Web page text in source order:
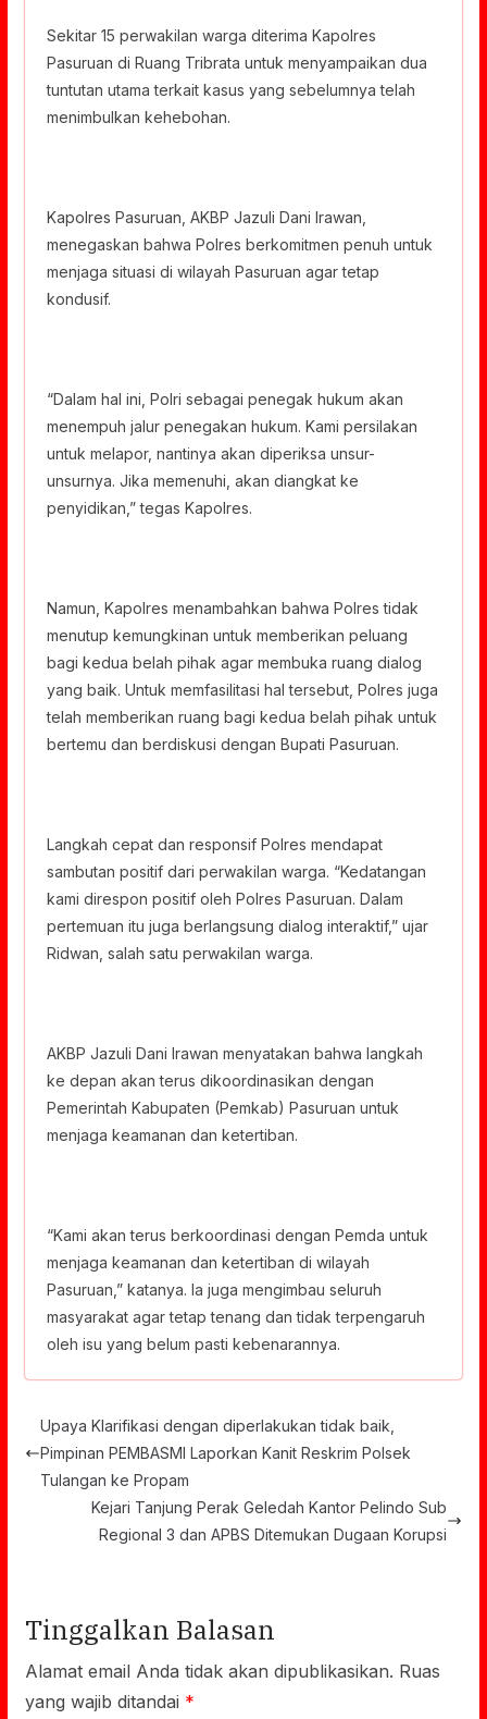
Sekitar 15 perwakilan warga diterima Kapolres
Pasuruan di Ruang Tribrata untuk menyampaikan dua
tuntutan utama terkait kasus yang sebelumnya telah
menimbulkan kehebohan.
Kapolres Pasuruan, AKBP Jazuli Dani Irawan,
menegaskan bahwa Polres berkomitmen penuh untuk
menjaga situasi di wilayah Pasuruan agar tetap
kondusif.
“Dalam hal ini, Polri sebagai penegak hukum akan
menempuh jalur penegakan hukum. Kami persilakan
untuk melapor, nantinya akan diperiksa unsur-
unsurnya. Jika memenuhi, akan diangkat ke
penyidikan,” tegas Kapolres.
Namun, Kapolres menambahkan bahwa Polres tidak
menutup kemungkinan untuk memberikan peluang
bagi kedua belah pihak agar membuka ruang dialog
yang baik. Untuk memfasilitasi hal tersebut, Polres juga
telah memberikan ruang bagi kedua belah pihak untuk
bertemu dan berdiskusi dengan Bupati Pasuruan.
Langkah cepat dan responsif Polres mendapat
sambutan positif dari perwakilan warga. “Kedatangan
kami direspon positif oleh Polres Pasuruan. Dalam
pertemuan itu juga berlangsung dialog interaktif,” ujar
Ridwan, salah satu perwakilan warga.
AKBP Jazuli Dani Irawan menyatakan bahwa langkah
ke depan akan terus dikoordinasikan dengan
Pemerintah Kabupaten (Pemkab) Pasuruan untuk
menjaga keamanan dan ketertiban.
“Kami akan terus berkoordinasi dengan Pemda untuk
menjaga keamanan dan ketertiban di wilayah
Pasuruan,” katanya. Ia juga mengimbau seluruh
masyarakat agar tetap tenang dan tidak terpengaruh
oleh isu yang belum pasti kebenarannya.
Upaya Klarifikasi dengan diperlakukan tidak baik,
Pimpinan PEMBASMI Laporkan Kanit Reskrim Polsek
Tulangan ke Propam
Kejari Tanjung Perak Geledah Kantor Pelindo Sub
Regional 3 dan APBS Ditemukan Dugaan Korupsi
Tinggalkan Balasan
Alamat email Anda tidak akan dipublikasikan. Ruas
yang wajib ditandai *